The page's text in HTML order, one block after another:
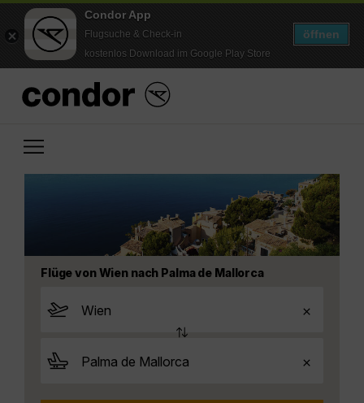
Condor App
Flugsuche & Check-in
kostenlos Download im Google Play Store
öffnen
Flüge von Wien nach Palma de Mallorca